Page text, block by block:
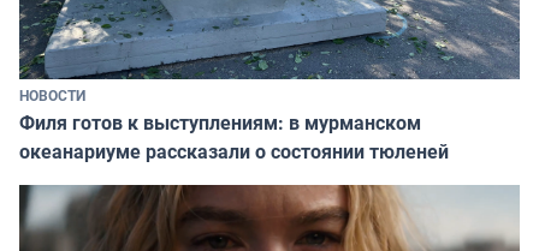
НОВОСТИ
Филя готов к выступлениям: в мурманском
океанариуме рассказали о состоянии тюленей